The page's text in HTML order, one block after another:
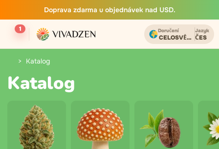
Doprava zdarma u objednávek nad USD.
1 Doručení
CELOSVĚTOVĚ
Jazyk
ČES
Katalog
Katalog